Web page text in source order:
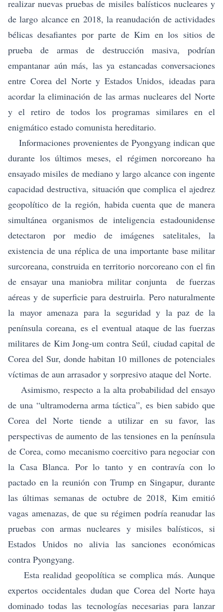
realizar nuevas pruebas de misiles balísticos nucleares y
de largo alcance en 2018, la reanudación de actividades
bélicas desafiantes por parte de Kim en los sitios de
prueba de armas de destrucción masiva, podrían
empantanar aún más, las ya estancadas conversaciones
entre Corea del Norte y Estados Unidos, ideadas para
acordar la eliminación de las armas nucleares del Norte
y el retiro de todos los programas similares en el
enigmático estado comunista hereditario.
Informaciones provenientes de Pyongyang indican que
durante los últimos meses, el régimen norcoreano ha
ensayado misiles de mediano y largo alcance con ingente
capacidad destructiva, situación que complica el ajedrez
geopolítico de la región, habida cuenta que de manera
simultánea organismos de inteligencia estadounidense
detectaron por medio de imágenes satelitales, la
existencia de una réplica de una importante base militar
surcoreana, construida en territorio norcoreano con el fin
de ensayar una maniobra militar conjunta de fuerzas
aéreas y de superficie para destruirla. Pero naturalmente
la mayor amenaza para la seguridad y la paz de la
península coreana, es el eventual ataque de las fuerzas
militares de Kim Jong-um contra Seúl, ciudad capital de
Corea del Sur, donde habitan 10 millones de potenciales
víctimas de aun arrasador y sorpresivo ataque del Norte.
Asimismo, respecto a la alta probabilidad del ensayo
de una “ultramoderna arma táctica”, es bien sabido que
Corea del Norte tiende a utilizar en su favor, las
perspectivas de aumento de las tensiones en la península
de Corea, como mecanismo coercitivo para negociar con
la Casa Blanca. Por lo tanto y en contravía con lo
pactado en la reunión con Trump en Singapur, durante
las últimas semanas de octubre de 2018, Kim emitió
vagas amenazas, de que su régimen podría reanudar las
pruebas con armas nucleares y misiles balísticos, si
Estados Unidos no alivia las sanciones económicas
contra Pyongyang.
Esta realidad geopolítica se complica más. Aunque
expertos occidentales dudan que Corea del Norte haya
dominado todas las tecnologías necesarias para lanzar